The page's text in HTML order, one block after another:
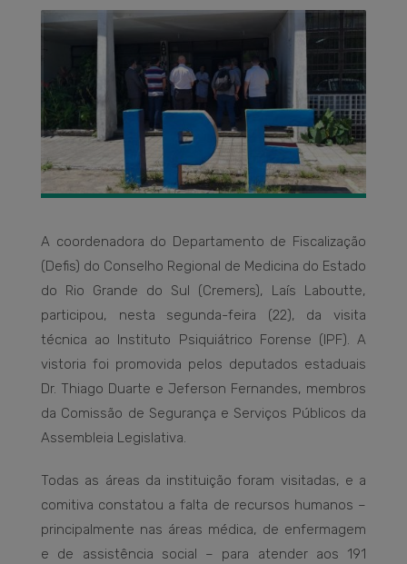
A coordenadora do Departamento de Fiscalização
(Defis) do Conselho Regional de Medicina do Estado
do Rio Grande do Sul (Cremers), Laís Laboutte,
participou, nesta segunda-feira (22), da visita
técnica ao Instituto Psiquiátrico Forense (IPF). A
vistoria foi promovida pelos deputados estaduais
Dr. Thiago Duarte e Jeferson Fernandes, membros
da Comissão de Segurança e Serviços Públicos da
Assembleia Legislativa.
Todas as áreas da instituição foram visitadas, e a
comitiva constatou a falta de recursos humanos –
principalmente nas áreas médica, de enfermagem
e de assistência social – para atender aos 191